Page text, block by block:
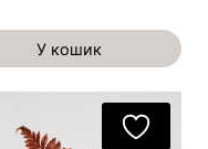
У кошик